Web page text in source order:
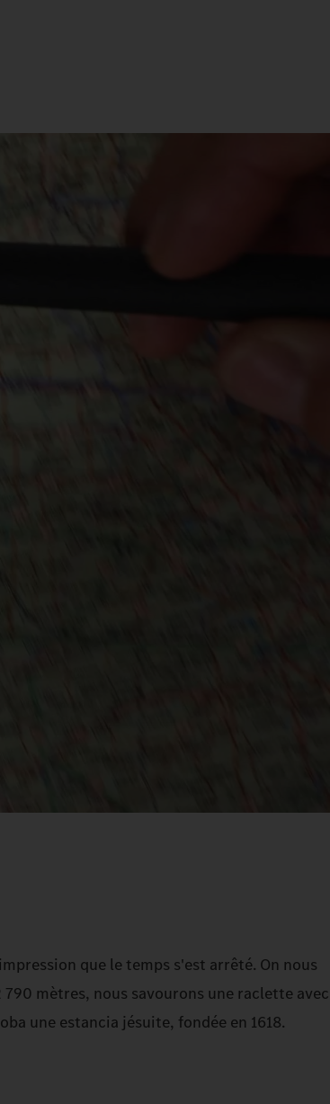
que le temps s'est arrêté. On nous
mètres, nous savourons une raclette avec
une estancia jésuite, fondée en 1618.